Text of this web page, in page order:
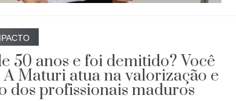
50 anos e foi demitido? Você
A Maturi atua na valorização e
dos profissionais maduros